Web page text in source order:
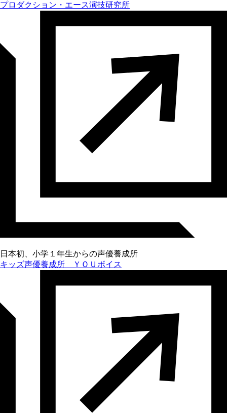
プロダクション・エース演技研究所
日本初、小学１年生からの声優養成所
キッズ声優養成所 ＹＯＵボイス